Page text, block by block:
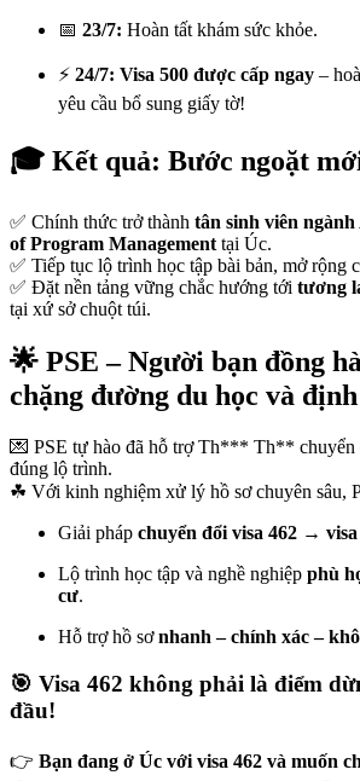
📅 23/7: Hoàn tất khám sức khỏe.
⚡ 24/7: Visa 500 được cấp ngay –
yêu cầu bổ sung giấy tờ!
🎓 Kết quả: Bước ngoặt
✅ Chính thức trở thành tân sinh viên
of Program Managementtại Úc.
✅ Tiếp tục lộ trình học tập bài bản, mở rộng
✅ Đặt nền tảng vững chắc hướng tới tương
tại xứ sở chuột túi.
🌟 PSE – Người bạn đồng
chặng đường du học và
💌 PSE tự hào đã hỗ trợ Th*** Th** chuyển
đúng lộ trình.
☘ Với kinh nghiệm xử lý hồ sơ chuyên sâu,
Giải pháp chuyển đổi visa 462 → visa
Lộ trình học tập và nghề nghiệp phù
cư.
Hỗ trợ hồ sơnhanh – chính xác –
🎯 Visa 462 không phải là điểm
đầu!
👉 Bạn đang ở Úc với visa 462 và muốn